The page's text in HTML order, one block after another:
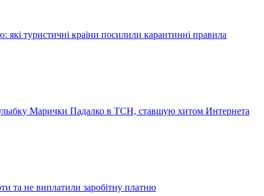
які туристичні країни посилили карантинні правила
Марички Падалко в ТСН, ставшую хитом Интернета
та не виплатили заробітну платню